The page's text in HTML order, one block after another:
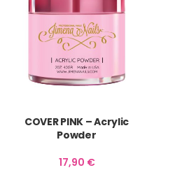
COVER PINK – Acrylic
Powder
17,90 €